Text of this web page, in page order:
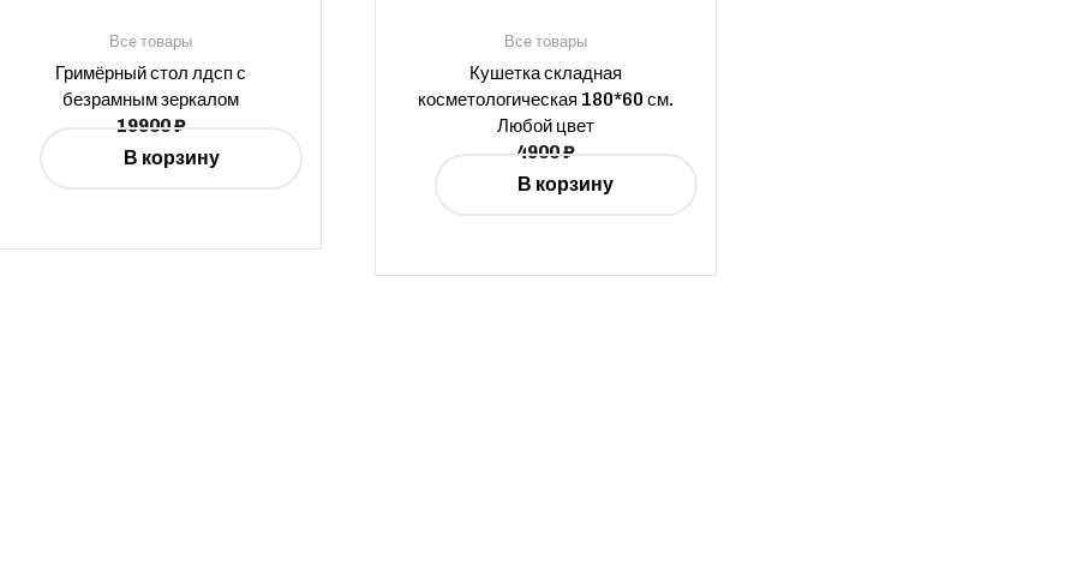
Все товары
Гримёрный стол лдсп с
безрамным зеркалом
19900₽
В корзину
Все товары
Кушетка складная
косметологическая 180*60 см.
Любой цвет
4900₽
В корзину